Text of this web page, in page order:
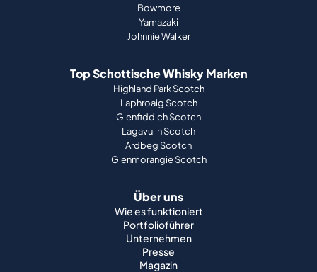
Bowmore
Yamazaki
Johnnie Walker
Top Schottische Whisky Marken
Highland Park Scotch
Laphroaig Scotch
Glenfiddich Scotch
Lagavulin Scotch
Ardbeg Scotch
Glenmorangie Scotch
Über uns
Wie es funktioniert
Portfolioführer
Unternehmen
Presse
Magazin